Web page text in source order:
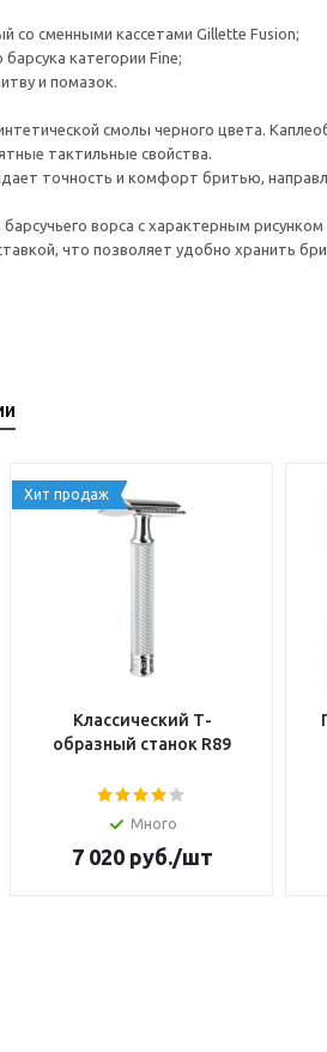
со сменными кассетами Gillette Fusion;
категории Fine;
и помазок.
смолы черного цвета.
тактильные свойства.
точность и комфорт бритью,
ворса с характерным
что позволяет удобно хранить
Хит продаж
Классический Т-
образный станок R89
Много
7 020руб./шт